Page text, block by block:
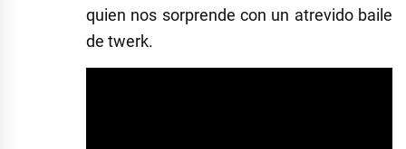
quien nos sorprende con un atrevido baile
de twerk.